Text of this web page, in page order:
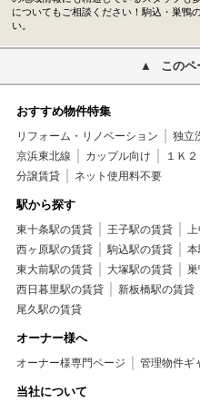
についてもご相談ください！駒込・巣鴨
い。
このペ
おすすめ物件特集
リフォーム・リノベーション 独立
京浜東北線
カップル向け １Ｋ
分譲賃貸
ネット使用料不要
駅から探す
東十条駅の賃貸 王子駅の賃貸
西ヶ原駅の賃貸
駒込駅の賃貸
東大前駅の賃貸
大塚駅の賃貸
西日暮里駅の賃貸
新板橋駅の賃貸
尾久駅の賃貸
オーナー様へ
オーナー様専門ページ 管理物件ギ
当社について